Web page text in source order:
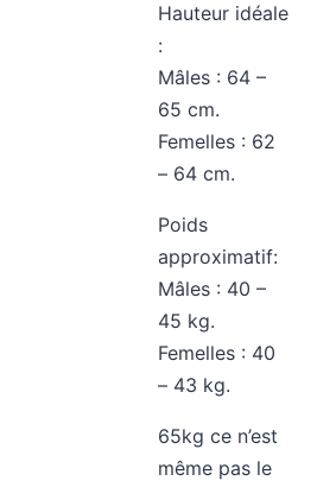
Hauteur idéale
:
Mâles : 64 –
65 cm.
Femelles : 62
– 64 cm.
Poids
approximatif:
Mâles : 40 –
45 kg.
Femelles : 40
– 43 kg.
65kg ce n’est
même pas le